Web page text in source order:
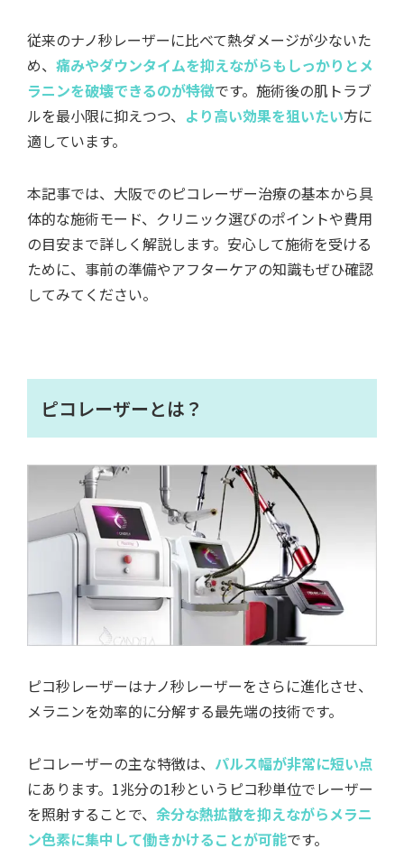
従来のナノ秒レーザーに比べて熱ダメージが少ないた
め、 痛みやダウンタイムを抑えながらもしっかりとメ
ラニンを破壊できるのが特徴です。施術後の肌トラブ
ルを最小限に抑えつつ、 より高い効果を狙いたい方に
適しています。
本記事では、大阪でのピコレーザー治療の基本から具
体的な施術モード、クリニック選びのポイントや費用
の目安まで詳しく解説します。安心して施術を受ける
ために、事前の準備やアフターケアの知識もぜひ確認
してみてください。
ピコレーザーとは？
ピコ秒レーザーはナノ秒レーザーをさらに進化させ、
メラニンを効率的に分解する最先端の技術です。
ピコレーザーの主な特徴は、 パルス幅が非常に短い点
にあります。1兆分の1秒というピコ秒単位でレーザー
を照射することで、 余分な熱拡散を抑えながらメラニ
ン色素に集中して働きかけることが可能です。